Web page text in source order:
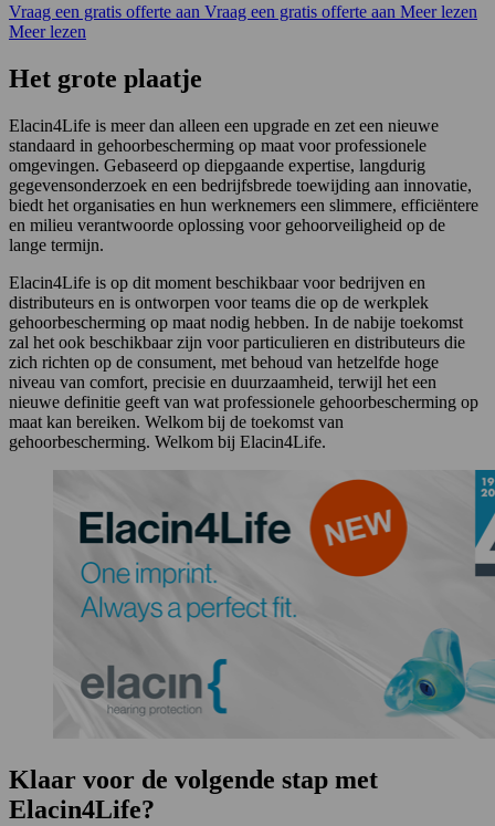
Vraag een gratis offerte aan Vraag een gratis offerte aan Meer lezen
Meer lezen
Het grote plaatje
Elacin4Life is meer dan alleen een upgrade en zet een nieuwe
standaard in gehoorbescherming op maat voor professionele
omgevingen. Gebaseerd op diepgaande expertise, langdurig
gegevensonderzoek en een bedrijfsbrede toewijding aan innovatie,
biedt het organisaties en hun werknemers een slimmere, efficiëntere
en milieu verantwoorde oplossing voor gehoorveiligheid op de
lange termijn.
Elacin4Life is op dit moment beschikbaar voor bedrijven en
distributeurs en is ontworpen voor teams die op de werkplek
gehoorbescherming op maat nodig hebben. In de nabije toekomst
zal het ook beschikbaar zijn voor particulieren en distributeurs die
zich richten op de consument, met behoud van hetzelfde hoge
niveau van comfort, precisie en duurzaamheid, terwijl het een
nieuwe definitie geeft van wat professionele gehoorbescherming op
maat kan bereiken. Welkom bij de toekomst van
gehoorbescherming. Welkom bij Elacin4Life.
Klaar voor de volgende stap met
Elacin4Life?